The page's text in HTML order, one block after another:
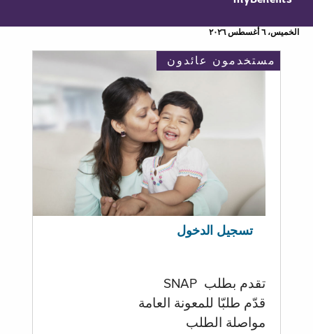
الخميس، ٦ أغسطس ٢٠٢٦
مستخدمون عائدون
تسجيل الدخول
تقدم بطلب SNAP
قدّم طلبّا للمعونة العامة
مواصلة الطلب